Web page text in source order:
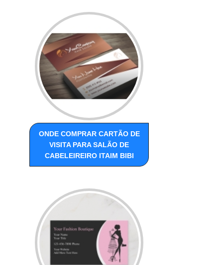
ONDE COMPRAR CARTÃO DE
VISITA PARA SALÃO DE
CABELEIREIRO ITAIM BIBI